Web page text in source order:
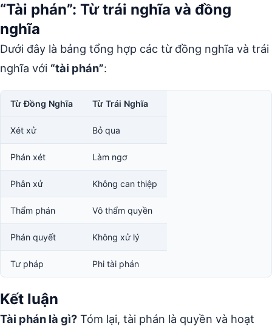
“Tài phán”: Từ trái nghĩa và đồng
nghĩa
Dưới đây là bảng tổng hợp các từ đồng nghĩa và trái
nghĩa với “tài phán”:
Từ Đồng Nghĩa Từ Trái Nghĩa
Xét xử Bỏ qua
Phán xét Làm ngơ
Phân xử Không can thiệp
Thẩm phán Vô thẩm quyền
Phán quyết Không xử lý
Tư pháp Phi tài phán
Kết luận
Tài phán là gì? Tóm lại, tài phán là quyền và hoạt